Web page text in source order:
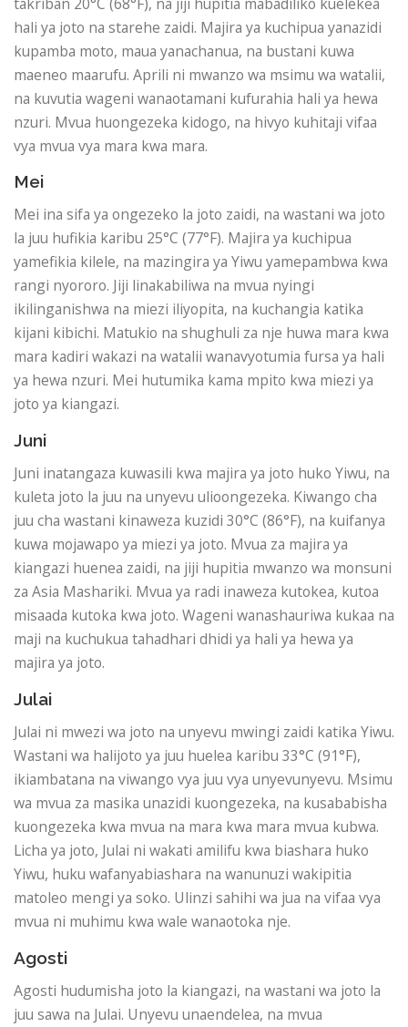
hali ya joto na starehe zaidi. Majira ya kuchipua yanazidi
kupamba moto, maua yanachanua, na bustani kuwa
maeneo maarufu. Aprili ni mwanzo wa msimu wa watalii,
na kuvutia wageni wanaotamani kufurahia hali ya hewa
nzuri. Mvua huongezeka kidogo, na hivyo kuhitaji vifaa
vya mvua vya mara kwa mara.
Mei
Mei ina sifa ya ongezeko la joto zaidi, na wastani wa joto
la juu hufikia karibu 25°C (77°F). Majira ya kuchipua
yamefikia kilele, na mazingira ya Yiwu yamepambwa kwa
rangi nyororo. Jiji linakabiliwa na mvua nyingi
ikilinganishwa na miezi iliyopita, na kuchangia katika
kijani kibichi. Matukio na shughuli za nje huwa mara kwa
mara kadiri wakazi na watalii wanavyotumia fursa ya hali
ya hewa nzuri. Mei hutumika kama mpito kwa miezi ya
joto ya kiangazi.
Juni
Juni inatangaza kuwasili kwa majira ya joto huko Yiwu, na
kuleta joto la juu na unyevu ulioongezeka. Kiwango cha
juu cha wastani kinaweza kuzidi 30°C (86°F), na kuifanya
kuwa mojawapo ya miezi ya joto. Mvua za majira ya
kiangazi huenea zaidi, na jiji hupitia mwanzo wa monsuni
za Asia Mashariki. Mvua ya radi inaweza kutokea, kutoa
misaada kutoka kwa joto. Wageni wanashauriwa kukaa na
maji na kuchukua tahadhari dhidi ya hali ya hewa ya
majira ya joto.
Julai
Julai ni mwezi wa joto na unyevu mwingi zaidi katika Yiwu.
Wastani wa halijoto ya juu huelea karibu 33°C (91°F),
ikiambatana na viwango vya juu vya unyevunyevu. Msimu
wa mvua za masika unazidi kuongezeka, na kusababisha
kuongezeka kwa mvua na mara kwa mara mvua kubwa.
Licha ya joto, Julai ni wakati amilifu kwa biashara huko
Yiwu, huku wafanyabiashara na wanunuzi wakipitia
matoleo mengi ya soko. Ulinzi sahihi wa jua na vifaa vya
mvua ni muhimu kwa wale wanaotoka nje.
Agosti
Agosti hudumisha joto la kiangazi, na wastani wa joto la
juu sawa na Julai. Unyevu unaendelea, na mvua